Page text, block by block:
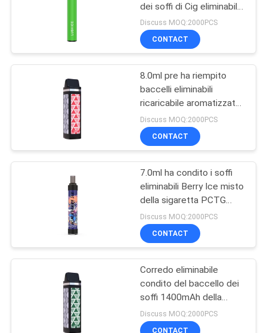
DEL
PRIVACY
dei soffi di Cig eliminabile
del bastone E
Discuss MOQ:2000PCS
CONTACT
8.0ml pre ha riempito
baccelli eliminabili
ricaricabile aromatizzato
di Vape dei soffi della
sigaretta di E i 2000
Discuss MOQ:2000PCS
CONTACT
7.0ml ha condito i soffi
eliminabili Berry Ice misto
della sigaretta PCTG
2000 di E
Discuss MOQ:2000PCS
CONTACT
Corredo eliminabile
condito del baccello dei
soffi 1400mAh della
sigaretta 2000 di E
Discuss MOQ:2000PCS
CONTACT